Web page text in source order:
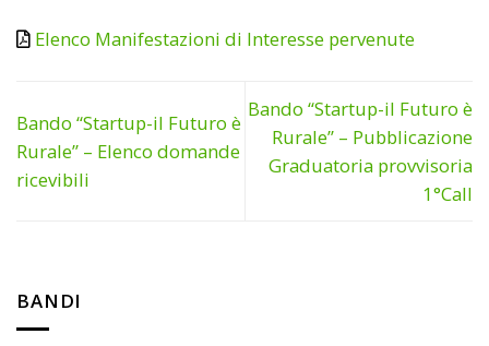
BANDI
Elenco Manifestazioni di Interesse pervenute
Bando “Startup-il Futuro è
Rurale” – Elenco domande
ricevibili
Bando “Startup-il Futuro è
Rurale” – Pubblicazione
Graduatoria provvisoria
1°Call